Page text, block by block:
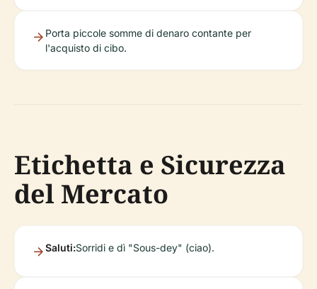
Porta piccole somme di denaro contante per
l'acquisto di cibo.
Etichetta e Sicurezza
del Mercato
Saluti:Sorridi e dì "Sous-dey" (ciao).